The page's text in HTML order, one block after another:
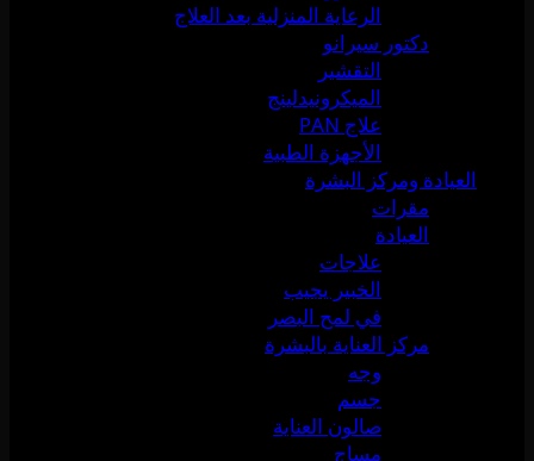
الرعاية المنزلية بعد العلاج
دكتور سيرانو
التقشير
الميكرونيدلينج
علاج PAN
الأجهزة الطبية
العيادة ومركز البشرة
مقرات
العيادة
علاجات
الخبير يجيب
في لمح البصر
مركز العناية بالبشرة
وجه
جسم
صالون العناية
مساج